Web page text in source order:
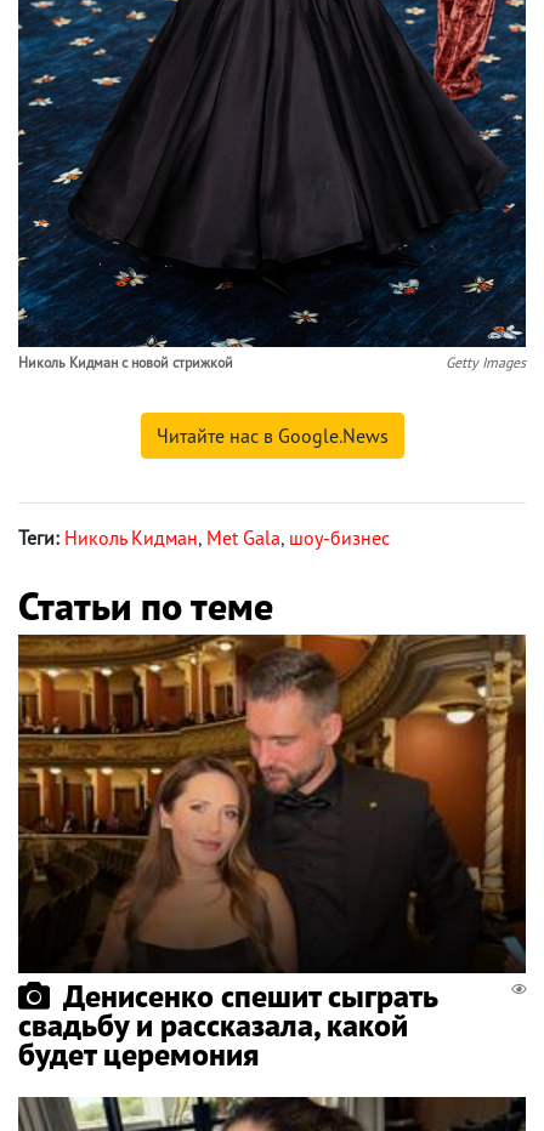
Николь Кидман с новой стрижкой Getty Images
Читайте нас в Google.News
Теги: Николь Кидман, Met Gala, шоу-бизнес
Статьи по теме
Денисенко спешит сыграть
свадьбу и рассказала, какой
будет церемония